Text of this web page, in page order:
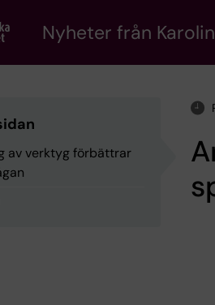
Nyheter från
av verktyg förbättrar